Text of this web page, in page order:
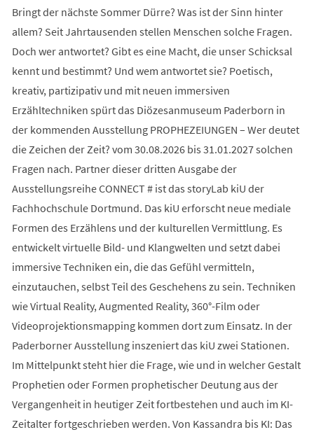
Bringt der nächste Sommer Dürre? Was ist der Sinn hinter
allem? Seit Jahrtausenden stellen Menschen solche Fragen.
Doch wer antwortet? Gibt es eine Macht, die unser Schicksal
kennt und bestimmt? Und wem antwortet sie? Poetisch,
kreativ, partizipativ und mit neuen immersiven
Erzähltechniken spürt das Diözesanmuseum Paderborn in
der kommenden Ausstellung PROPHEZEIUNGEN – Wer deutet
die Zeichen der Zeit? vom 30.08.2026 bis 31.01.2027 solchen
Fragen nach. Partner dieser dritten Ausgabe der
Ausstellungsreihe CONNECT # ist das storyLab kiU der
Fachhochschule Dortmund. Das kiU erforscht neue mediale
Formen des Erzählens und der kulturellen Vermittlung. Es
entwickelt virtuelle Bild- und Klangwelten und setzt dabei
immersive Techniken ein, die das Gefühl vermitteln,
einzutauchen, selbst Teil des Geschehens zu sein. Techniken
wie Virtual Reality, Augmented Reality, 360°-Film oder
Videoprojektionsmapping kommen dort zum Einsatz. In der
Paderborner Ausstellung inszeniert das kiU zwei Stationen.
Im Mittelpunkt steht hier die Frage, wie und in welcher Gestalt
Prophetien oder Formen prophetischer Deutung aus der
Vergangenheit in heutiger Zeit fortbestehen und auch im KI-
Zeitalter fortgeschrieben werden. Von Kassandra bis KI: Das